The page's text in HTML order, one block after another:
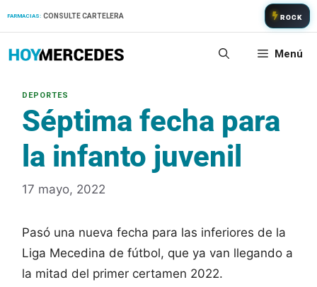
FARMACIAS: CONSULTE CARTELERA ROCK
Menú
Séptima fecha para
la infanto juvenil
17 mayo, 2022
Pasó una nueva fecha para las inferiores de la
Liga Mecedina de fútbol, que ya van llegando a
la mitad del primer certamen 2022.